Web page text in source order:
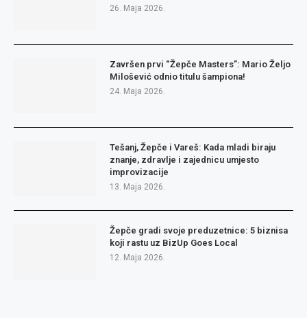
26. Maja 2026.
Završen prvi “Žepče Masters”: Mario Željo
Milošević odnio titulu šampiona!
24. Maja 2026.
Tešanj, Žepče i Vareš: Kada mladi biraju
znanje, zdravlje i zajednicu umjesto
improvizacije
13. Maja 2026.
Žepče gradi svoje preduzetnice: 5 biznisa
koji rastu uz BizUp Goes Local
12. Maja 2026.